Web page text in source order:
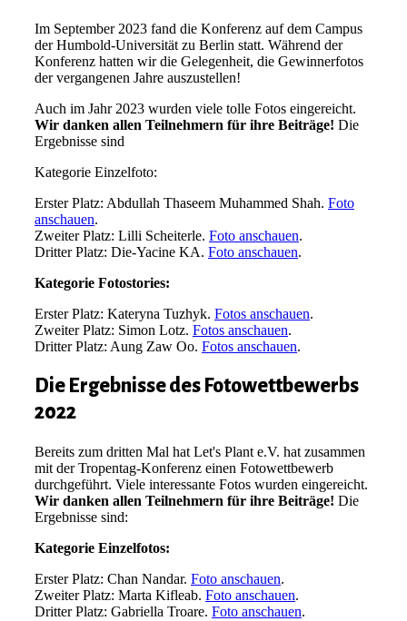
Im September 2023 fand die Konferenz auf dem Campus
der Humbold-Universität zu Berlin statt. Während der
Konferenz hatten wir die Gelegenheit, die Gewinnerfotos
der vergangenen Jahre auszustellen!
Auch im Jahr 2023 wurden viele tolle Fotos eingereicht.
Wir danken allen Teilnehmern für ihre Beiträge! Die
Ergebnisse sind
Kategorie Einzelfoto:
Erster Platz: Abdullah Thaseem Muhammed Shah. Foto
anschauen.
Zweiter Platz: Lilli Scheiterle. Foto anschauen.
Dritter Platz: Die-Yacine KA. Foto anschauen.
Kategorie Fotostories:
Erster Platz: Kateryna Tuzhyk. Fotos anschauen.
Zweiter Platz: Simon Lotz. Fotos anschauen.
Dritter Platz: Aung Zaw Oo. Fotos anschauen.
Die Ergebnisse des Fotowettbewerbs
2022
Bereits zum dritten Mal hat Let's Plant e.V. hat zusammen
mit der Tropentag-Konferenz einen Fotowettbewerb
durchgeführt. Viele interessante Fotos wurden eingereicht.
Wir danken allen Teilnehmern für ihre Beiträge! Die
Ergebnisse sind:
Kategorie Einzelfotos:
Erster Platz: Chan Nandar. Foto anschauen.
Zweiter Platz: Marta Kifleab. Foto anschauen.
Dritter Platz: Gabriella Troare. Foto anschauen.